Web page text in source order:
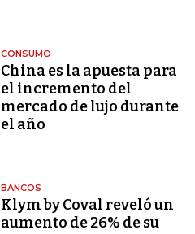
CONSUMO
China es la apuesta para
el incremento del
mercado de lujo durante
el año
BANCOS
Klym by Coval reveló un
aumento de 26% de su